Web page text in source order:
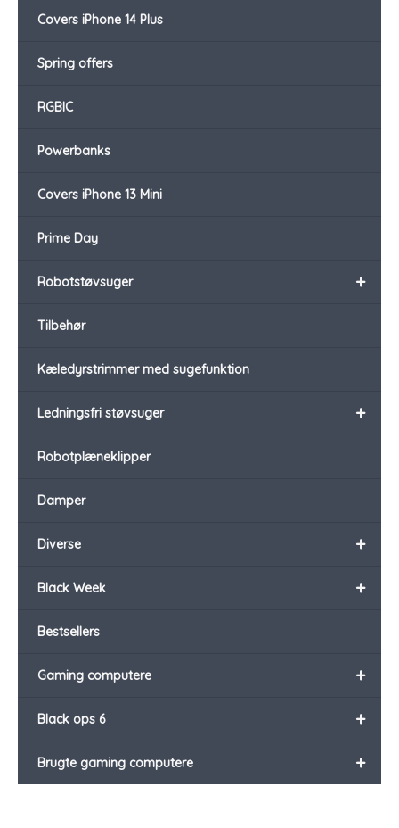
Covers iPhone 14 Plus
Spring offers
RGBIC
Powerbanks
Covers iPhone 13 Mini
Prime Day
+
Robotstøvsuger
Tilbehør
Kæledyrstrimmer med sugefunktion
+
Ledningsfri støvsuger
Robotplæneklipper
Damper
+
Diverse
+
Black Week
Bestsellers
+
Gaming computere
+
Black ops 6
+
Brugte gaming computere